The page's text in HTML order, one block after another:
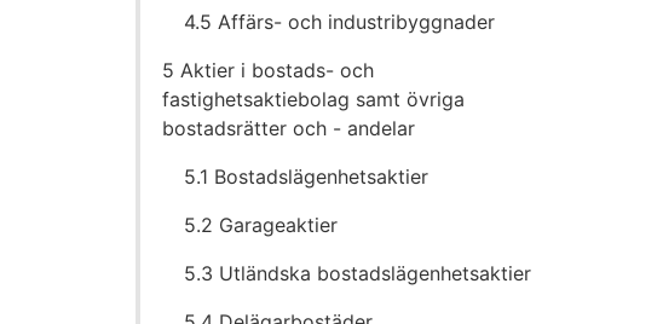
4.5 Affärs- och industribyggnader
5 Aktier i bostads- och
fastighetsaktiebolag samt övriga
bostadsrätter och - andelar
5.1 Bostadslägenhetsaktier
5.2 Garageaktier
5.3 Utländska bostadslägenhetsaktier